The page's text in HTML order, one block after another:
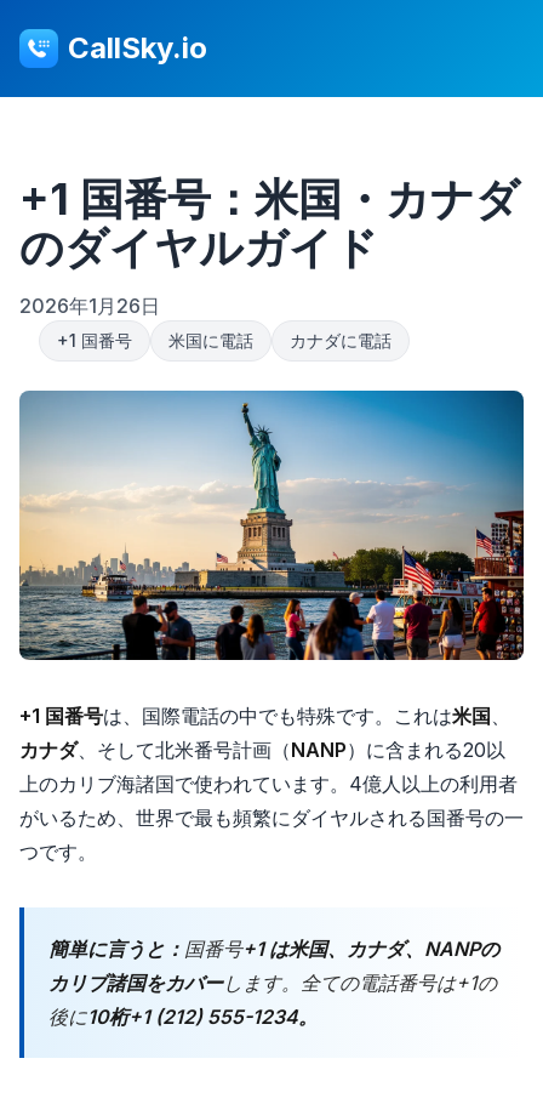
CallSky.io
+1 国番号：米国・カナダ
のダイヤルガイド
2026年1月26日
+1 国番号 米国に電話 カナダに電話
+1 国番号は、国際電話の中でも特殊です。これは米国
カナダ、そして北米番号計画（NANP）に含まれる20以
上のカリブ海諸国で使われています。4億人以上の利用者
がいるため、世界で最も頻繁にダイヤルされる国番号の一
つです。
簡単に言うと： 国番号+1 は米国、カナダ、NANPの
カリブ諸国をカバーします。全ての電話番号は+1の
後に10桁+1 (212) 555-1234。